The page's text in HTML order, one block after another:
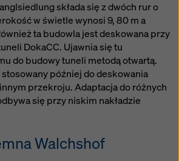
składa się z dwóch rur o
w świetle wynosi 9, 80 m a
ta budowla jest deskowana przy
DokaCC. Ujawnia się tu
do budowy tuneli metodą otwartą.
później do deskowania
przekroju. Adaptacja do różnych
się przy niskim nakładzie
Walchshof